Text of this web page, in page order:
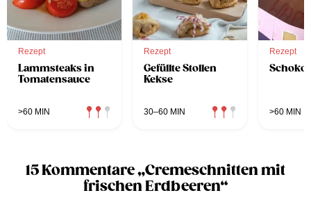
Rezept
Lammsteaks in
Tomatensauce
>60 MIN
Rezept
Gefüllte Stollen
Kekse
30–60 MIN
Rezept
>60 MIN
15 Kommentare „Cremeschnitten mit
frischen Erdbeeren“